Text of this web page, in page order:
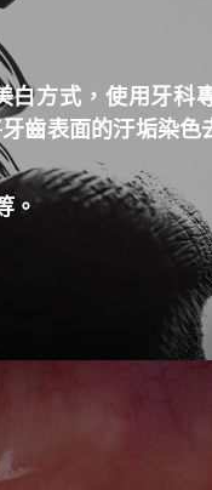
白方式，使用牙科
齒表面的汙垢染色
。